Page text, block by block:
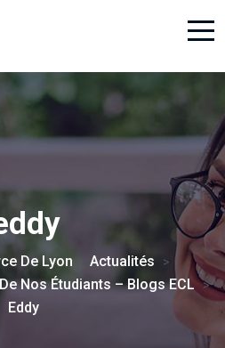
De Lyon Actualités >
Nos Étudiants – Blogs ECL >
Eddy